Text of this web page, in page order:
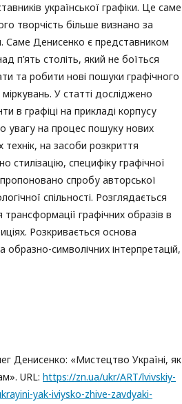
української графіки. Це саме
творчість більше визнано за
Саме Денисенко є представником
п’ять століть, який не боїться
та робити нові пошуки графічного
У статті досліджено
в графіці на прикладі корпусу
увагу на процес пошуку нових
на засоби розкриття
стилізацію, специфіку графічної
спробу авторської
спільності. Розглядається
графічних образів в
Розкривається основа
символічних інтерпретацій,
Денисенко: «Мистецтво Україні, як
URL: https://zn.ua/ukr/ART/lvivskiy-
yak-iviysko-zhive-zavdyaki-